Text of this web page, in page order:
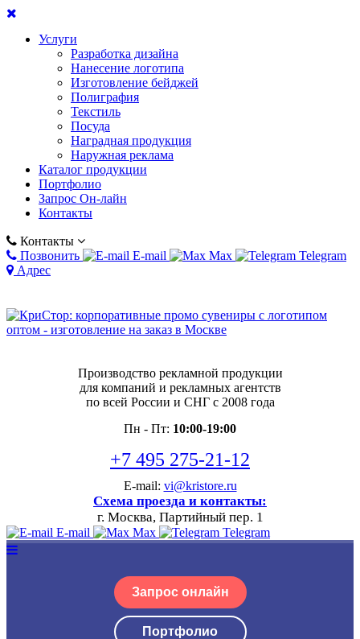
Услуги
Разработка дизайна
Нанесение логотипа
Изготовление бейджей
Полиграфия
Текстиль
Посуда
Наградная продукция
Наружная реклама
Каталог продукции
Портфолио
Запрос Он-лайн
Контакты
Контакты
Позвонить
E-mail Max
Telegram
Адрес
Производство рекламной продукции
для компаний и рекламных агентств
по всей России и СНГ с 2008 года
Пн - Пт: 10:00-19:00
+7 495 275-21-12
E-mail: vi@kristore.ru
Схема проезда и контакты:
г. Москва, Партийный пер. 1
E-mail Max Telegram
Запрос онлайн
Портфолио